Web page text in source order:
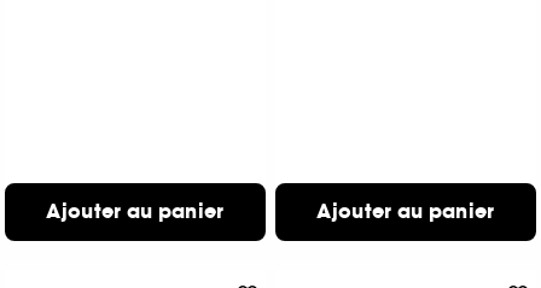
Ajouter au panier Ajouter au panier